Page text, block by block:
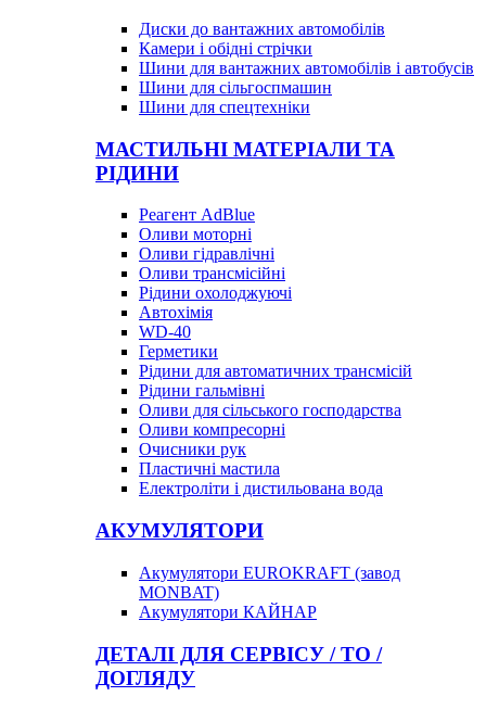
Диски до вантажних автомобілів
Камери і обідні стрічки
Шини для вантажних автомобілів і автобусів
Шини для сільгоспмашин
Шини для спецтехніки
МАСТИЛЬНІ МАТЕРІАЛИ ТА
РІДИНИ
Реагент AdBlue
Оливи моторні
Оливи гідравлічні
Оливи трансмісійні
Рідини охолоджуючі
Автохімія
WD-40
Герметики
Рідини для автоматичних трансмісій
Рідини гальмівні
Оливи для сільського господарства
Оливи компресорні
Очисники рук
Пластичні мастила
Електроліти і дистильована вода
АКУМУЛЯТОРИ
Акумулятори EUROKRAFT (завод
MONBAT)
Акумулятори КАЙНАР
ДЕТАЛІ ДЛЯ СЕРВІСУ / ТО /
ДОГЛЯДУ